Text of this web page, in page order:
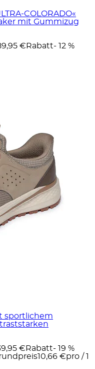
COLORADO«
mit Gummizug
€ Rabatt- 12 %
sportlichem
€ Rabatt- 19 %
10,66 €pro / 1